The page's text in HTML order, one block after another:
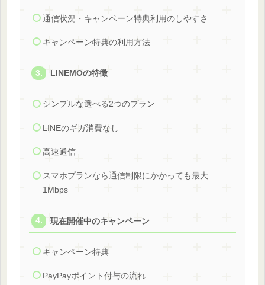
通信状況・キャンペーン特典利用のしやすさ
キャンペーン特典の利用方法
LINEMOの特徴
シンプルな選べる2つのプラン
LINEのギガ消費なし
高速通信
スマホプランなら通信制限にかかっても最大
1Mbps
現在開催中のキャンペーン
キャンペーン特典
PayPayポイント付与の流れ